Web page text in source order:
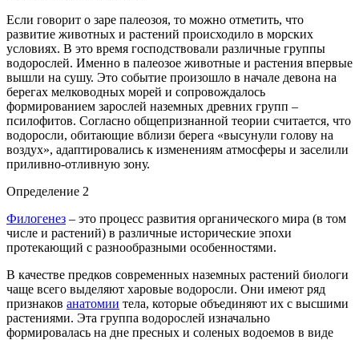
Если говорит о заре палеозоя, то можно отметить, что
развитие животных и растений происходило в морских
условиях. В это время господствовали различные группы
водорослей. Именно в палеозое животные и растения впервые
вышли на сушу. Это событие произошло в начале девона на
берегах мелководных морей и сопровождалось
формированием зарослей наземных древних групп –
псилофитов. Согласно общепризнанной теории считается, что
водоросли, обитающие вблизи берега «высунули голову на
воздух», адаптировались к изменениям атмосферы и заселили
приливно-отливную зону.
Определение 2
Филогенез – это процесс развития органического мира (в том
числе и растений) в различные исторические эпохи
протекающий с разнообразными особенностями.
В качестве предков современных наземных растений биологи
чаще всего выделяют харовые водоросли. Они имеют ряд
признаков анатомии тела, которые объединяют их с высшими
растениями. Эта группа водорослей изначально
формировалась на дне пресных и соленых водоемов в виде